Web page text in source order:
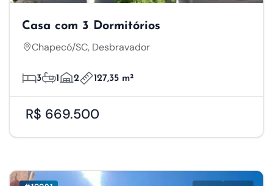
Casa com 3 Dormitórios
Chapecó/SC, Desbravador
3 1 2 127,35 m²
R$ 669.500